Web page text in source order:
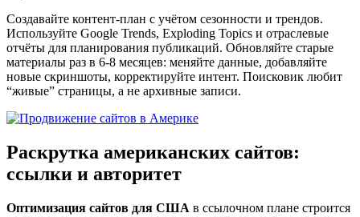
Создавайте контент-план с учётом сезонности и трендов.
Используйте Google Trends, Exploding Topics и отраслевые
отчёты для планирования публикаций. Обновляйте старые
материалы раз в 6-8 месяцев: меняйте данные, добавляйте
новые скриншоты, корректируйте интент. Поисковик любит
“живые” страницы, а не архивные записи.
Раскрутка американских сайтов:
ссылки и авторитет
Оптимизация сайтов для США в ссылочном плане строится